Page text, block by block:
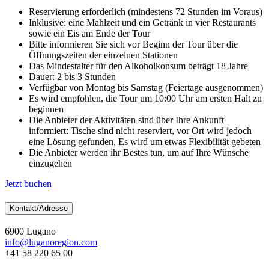
Reservierung erforderlich (mindestens 72 Stunden im Voraus)
Inklusive: eine Mahlzeit und ein Getränk in vier Restaurants
sowie ein Eis am Ende der Tour
Bitte informieren Sie sich vor Beginn der Tour über die
Öffnungszeiten der einzelnen Stationen
Das Mindestalter für den Alkoholkonsum beträgt 18 Jahre
Dauer: 2 bis 3 Stunden
Verfügbar von Montag bis Samstag (Feiertage ausgenommen)
Es wird empfohlen, die Tour um 10:00 Uhr am ersten Halt zu
beginnen
Die Anbieter der Aktivitäten sind über Ihre Ankunft
informiert: Tische sind nicht reserviert, vor Ort wird jedoch
eine Lösung gefunden, Es wird um etwas Flexibilität gebeten
Die Anbieter werden ihr Bestes tun, um auf Ihre Wünsche
einzugehen
Jetzt buchen
Kontakt/Adresse
6900 Lugano
info@luganoregion.com
+41 58 220 65 00